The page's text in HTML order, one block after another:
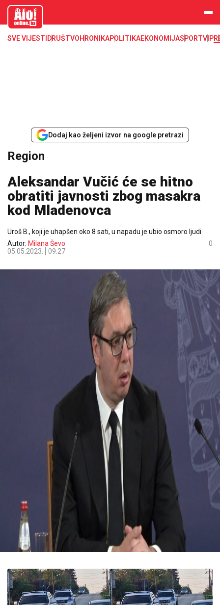
aloonline.b
SVE VIJESTI DRUŠTVOHRONIKAPOLITIKAEKONOMIJASPORTVIP
Dodaj kao željeni izvor na google pretrazi
Region
Aleksandar Vučić će se hitno
obratiti javnosti zbog masakra
kod Mladenovca
Uroš B., koji je uhapšen oko 8 sati, u napadu je ubio osmoro ljudi
Autor: Milana Ševo
05.05.2023.
09:27
0